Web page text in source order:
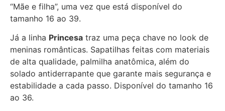
“Mãe e filha”, uma vez que está disponível do
tamanho 16 ao 39.
Já a linha Princesa traz uma peça chave no look de
meninas românticas. Sapatilhas feitas com materiais
de alta qualidade, palmilha anatômica, além do
solado antiderrapante que garante mais segurança e
estabilidade a cada passo. Disponível do tamanho 16
ao 36.